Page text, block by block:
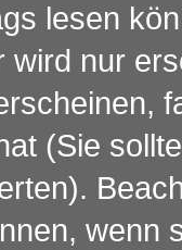
lesen
wird nur
(Sie
wenn